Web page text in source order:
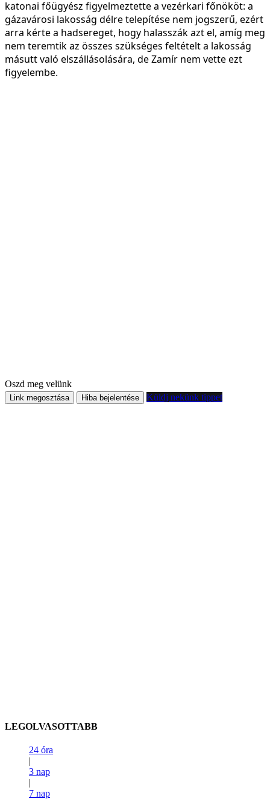
katonai főügyész figyelmeztette a vezérkari főnököt: a
gázavárosi lakosság délre telepítése nem jogszerű, ezért
arra kérte a hadsereget, hogy halasszák azt el, amíg meg
nem teremtik az összes szükséges feltételt a lakosság
másutt való elszállásolására, de Zamír nem vette ezt
figyelembe.
Oszd meg velünk
Link megosztása Hiba bejelentése Küldj nekünk tippet
LEGOLVASOTTABB
24 óra
|
3 nap
|
7 nap